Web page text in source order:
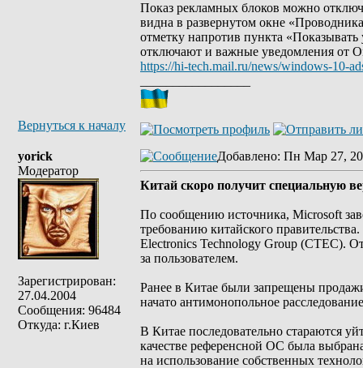
Показ рекламных блоков можно
видна в развернутом окне
отметку напротив пункта
отключают и важные уведомления от
https://hi-tech.mail.ru/news/windows-10-
Вернуться к началу
yorick
Модератор
Зарегистрирован:
27.04.2004
Сообщения: 96484
Откуда: г.Киев
Добавлено: Пн Мар 27,
Китай скоро получит специальную
По сообщению источника, Microsoft
требованию китайского
Electronics Technology Group (CTEC).
за пользователем.
Ранее в Китае были запрещены
начато антимонопольное
В Китае последовательно стараются
качестве референсной ОС была
на использование собственных